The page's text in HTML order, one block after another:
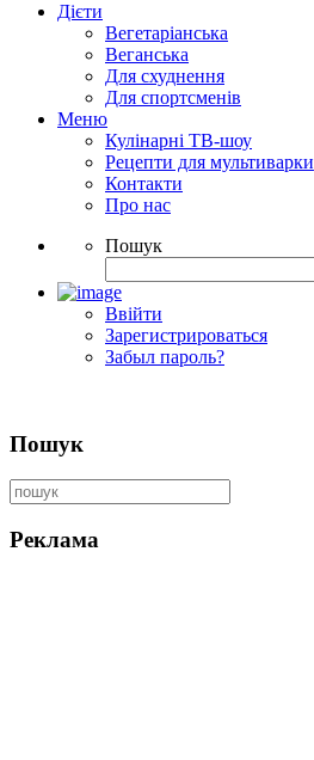
Дієти
Вегетаріанська
Веганська
Для схуднення
Для спортсменів
Меню
Кулінарні ТВ-шоу
Рецепти для мультиварки
Контакти
Про нас
Пошук
Ввійти
Зарегистрироваться
Забыл пароль?
Пошук
Реклама